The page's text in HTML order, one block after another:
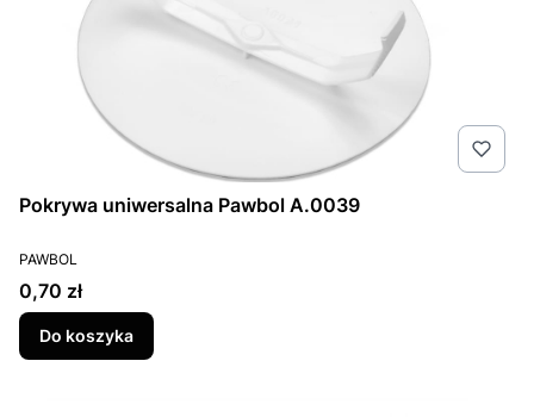
Pokrywa uniwersalna Pawbol A.0039
PRODUCENT
PAWBOL
Cena
0,70 zł
Do koszyka